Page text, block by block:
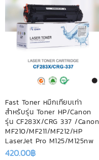
Fast Toner หมึกเทียบเท่า
สำหรับรุ่น Toner HP/Canon
รุ่น CF283X/CRG 337 /Canon
MF210/MF211/MF212/HP
LaserJet Pro M125/M125nw
420.00฿